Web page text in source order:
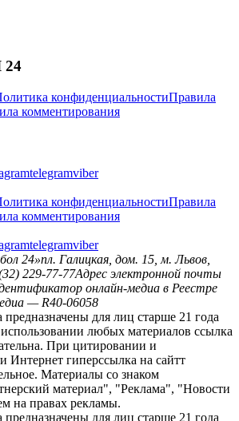
конфиденциальностиПравила
комментирования
telegramviber
конфиденциальностиПравила
комментирования
telegramviber
24»пл. Галицкая, дом. 15, м. Львов,
229-77-77Адрес электронной почты
онлайн-медиа в Реестре
— R40-06058
для лиц старше 21 года
любых материалов ссылка
При цитировании и
Интернет гиперссылка на сайтт
Материалы со знаком
материал", "Реклама", "Новости
на правах рекламы.
для лиц старше 21 года